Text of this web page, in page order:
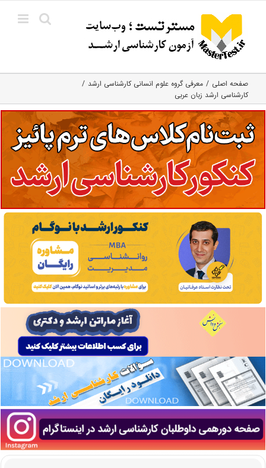
content
صفحه اصلی
معرفی گروه علوم انسانی کارشناسی ارشد
کارشناسی ارشد زبان عربی